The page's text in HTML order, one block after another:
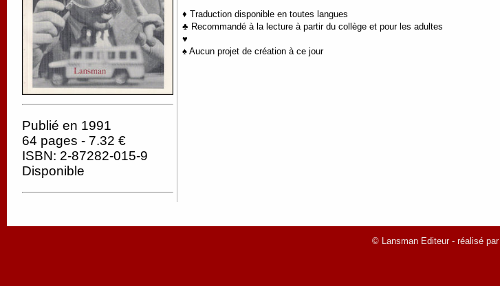
Publié en 1991
64 pages - 7.32 €
ISBN: 2-87282-015-9
Disponible
♦ Traduction disponible en toutes langues
♣ Recommandé à la lecture à partir du collège et pour les adultes
♥
♠ Aucun projet de création à ce jour
© Lansman Editeur - réalisé par